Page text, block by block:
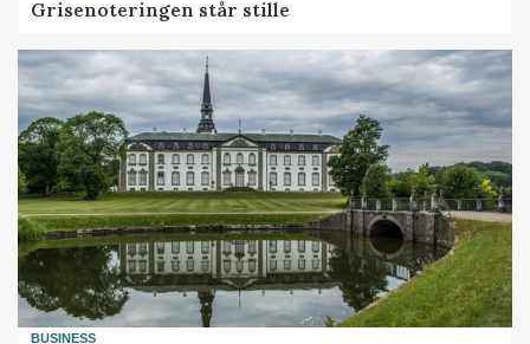
Grisenoteringen står stille
BUSINESS